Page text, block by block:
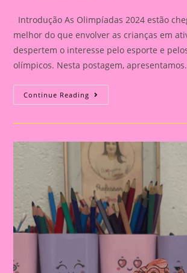
Introdução As Olimpíadas 2024 estão
melhor do que envolver as crianças em
despertem o interesse pelo esporte e
olímpicos. Nesta postagem,
Continue Reading Atividade
Com
Olimpíadas